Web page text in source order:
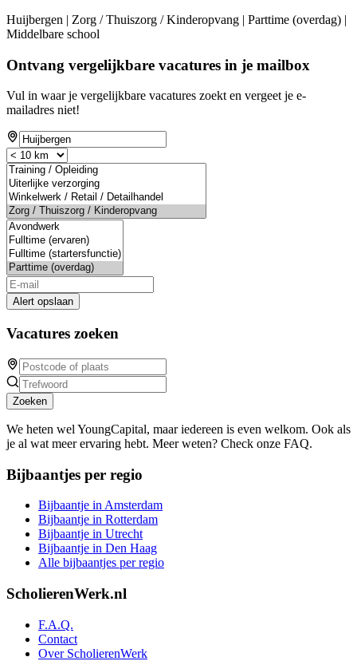
Huijbergen | Zorg / Thuiszorg / Kinderopvang | Parttime (overdag) |
Middelbare school
Ontvang vergelijkbare vacatures in je mailbox
Vul in waar je vergelijkbare vacatures zoekt en vergeet je e-
mailadres niet!
Alert opslaan
Vacatures zoeken
Zoeken
We heten wel YoungCapital, maar iedereen is even welkom. Ook als
je al wat meer ervaring hebt. Meer weten? Check onze FAQ.
Bijbaantjes per regio
Bijbaantje in Amsterdam
Bijbaantje in Rotterdam
Bijbaantje in Utrecht
Bijbaantje in Den Haag
Alle bijbaantjes per regio
ScholierenWerk.nl
F.A.Q.
Contact
Over ScholierenWerk